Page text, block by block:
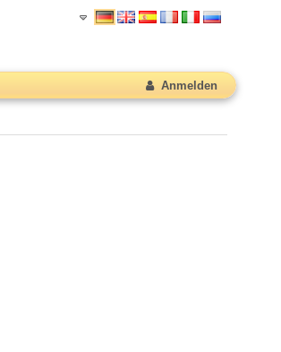
Anmelden